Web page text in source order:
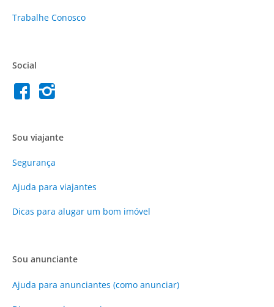
Trabalhe Conosco
Social
Sou viajante
Segurança
Ajuda para viajantes
Dicas para alugar um bom imóvel
Sou anunciante
Ajuda para anunciantes (como anunciar)